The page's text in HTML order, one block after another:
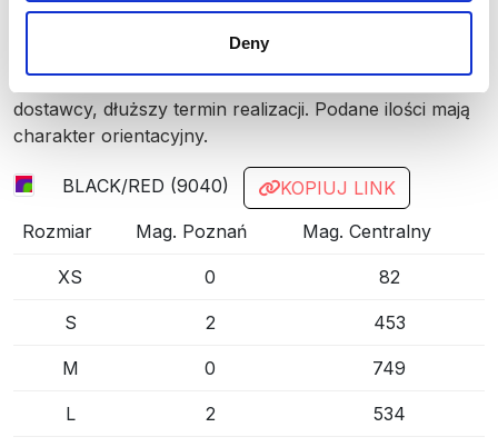
Deny
INFO:
Mag. Poznań — stan magazynu lokalnego, realizacja
od ręki. Mag. Centralny — stan magazynu centralnego
dostawcy, dłuższy termin realizacji. Podane ilości mają
charakter orientacyjny.
BLACK/RED (9040)
KOPIUJ LINK
Rozmiar
Mag. Poznań Mag. Centralny
XS 0 82
S 2 453
M 0 749
L 2 534